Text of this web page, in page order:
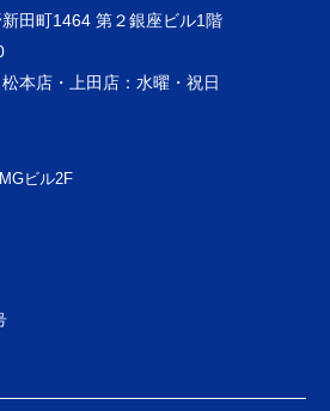
田町1464 第２銀座ビル1階
本店・上田店：水曜・祝日
ビル2F